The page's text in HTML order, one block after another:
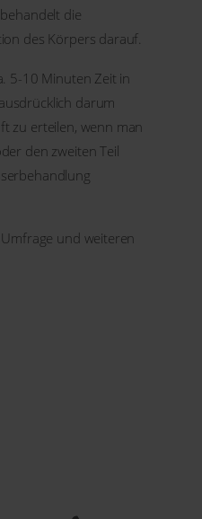
die
des Körpers darauf.
5-10 Minuten Zeit in
darum
zu erteilen, wenn man
den zweiten Teil
und weiteren